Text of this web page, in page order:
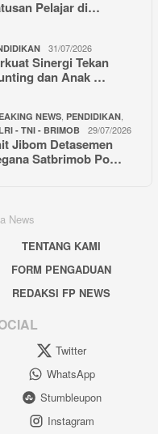
Pelajar di…
31/07/2026
Sinergi Tekan
dan Anak …
NEWS PENDIDIKAN
- TNI - BRIMOB 29/07/2026
Jibom Detasemen
Satbrimob Po…
TENTANG KAMI
FORM PENGADUAN
REDAKSI FP NEWS
Twitter
WhatsApp
Stumbleupon
Instagram